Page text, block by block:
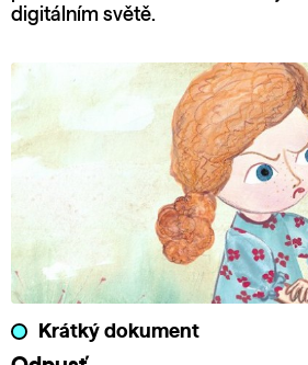
digitálním světě.
Krátký dokument